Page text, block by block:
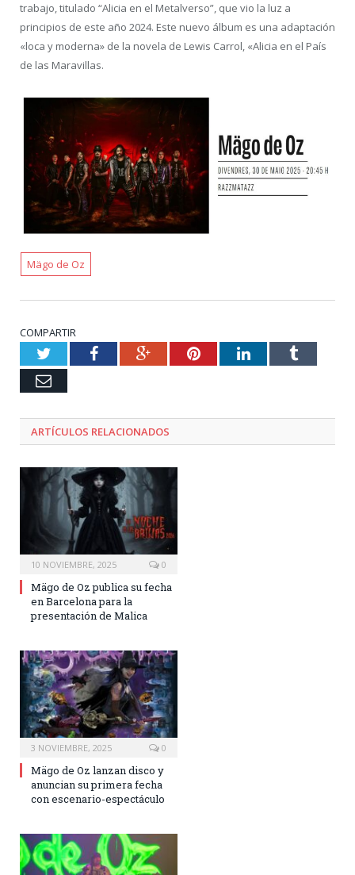
trabajo, titulado “Alicia en el Metalverso”, que vio la luz a
principios de este año 2024. Este nuevo álbum es una adaptación
«loca y moderna» de la novela de Lewis Carrol, «Alicia en el País
de las Maravillas.
Mägo de Oz
COMPARTIR
TwitterFacebookGoogle+PinterestLinkedInTumblr
Email
ARTÍCULOS RELACIONADOS
10 NOVIEMBRE, 2025 0
Mägo de Oz publica su fecha
en Barcelona para la
presentación de Malica
3 NOVIEMBRE, 2025 0
Mägo de Oz lanzan disco y
anuncian su primera fecha
con escenario-espectáculo